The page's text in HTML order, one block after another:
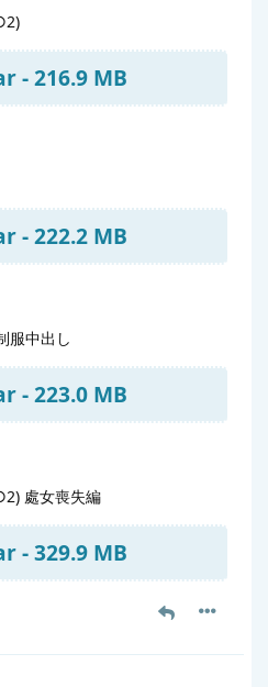
- 216.9 MB
- 222.2 MB
服中出し
- 223.0 MB
處女喪失編
- 329.9 MB